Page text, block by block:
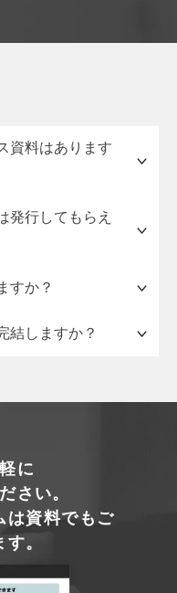
資料はあります
み方法）をまと
希望の方は、
発行してもらえ
すか？
結しますか？
に
さい。
は資料でもご
。